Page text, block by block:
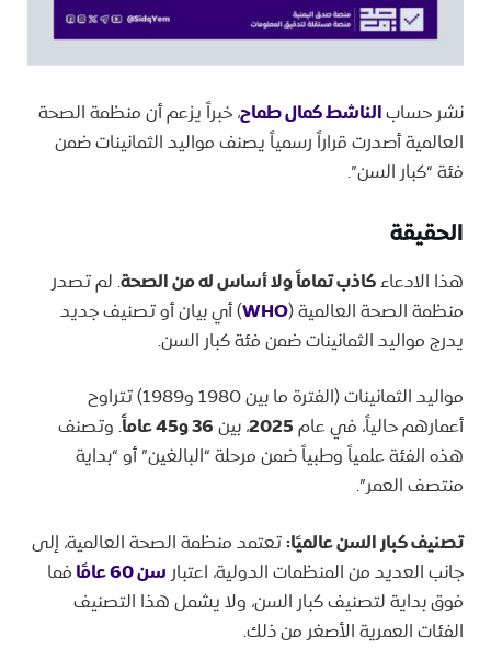
نشر حسابالناشط كمال طماح، خبراً يزعم أن منظمة الصحة
العالمية أصدرت قراراً رسمياً يصنف مواليد الثمانينات ضمن
فئة “كبار السن”.
​الحقيقة
​هذا الادعاءكاذب تماماً ولا أساس له من الصحة. لم تصدر
منظمة الصحة العالمية (WHO) أي بيان أو تصنيف جديد
يدرج مواليد الثمانينات ضمن فئة كبار السن.
​مواليد الثمانينات (الفترة ما بين 1980 و1989) تتراوح
أعمارهم حالياً، في عام2025، بين36 و45 عاماً
. وتصنف
هذه الفئة علمياً وطبياً ضمن مرحلة “البالغين” أو “بداية
منتصف العمر”.
تصنيف كبار السن عالميًا:تعتمد منظمة الصحة العالمية، إلى
جانب العديد من المنظمات الدولية، اعتبارسن 60 عامًا
فما
فوق بداية لتصنيف كبار السن، ولا يشمل هذا التصنيف
الفئات العمرية الأصغر من ذلك.